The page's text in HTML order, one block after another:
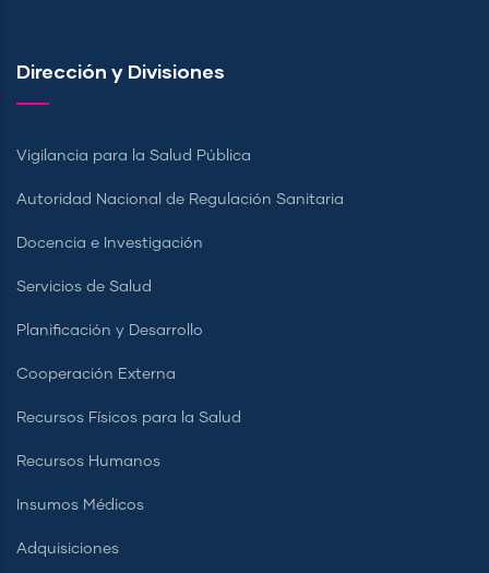
Dirección y Divisiones
Vigilancia para la Salud Pública
Autoridad Nacional de Regulación Sanitaria
Docencia e Investigación
Servicios de Salud
Planificación y Desarrollo
Cooperación Externa
Recursos Físicos para la Salud
Recursos Humanos
Insumos Médicos
Adquisiciones